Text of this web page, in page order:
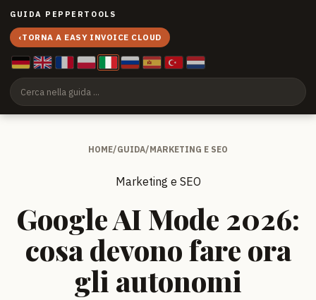
GUIDA PEPPERTOOLS
‹TORNA A EASY INVOICE CLOUD
HOME/GUIDA/MARKETING E SEO
Marketing e SEO
Google AI Mode 2026:
cosa devono fare ora
gli autonomi